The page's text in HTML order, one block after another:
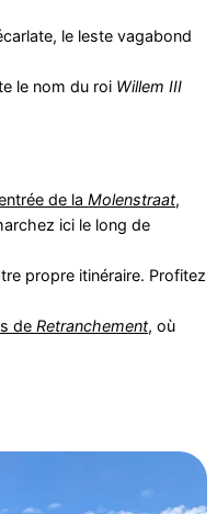
le leste vagabond
le nom du roi Willem III
de laMolenstraat,
ici le long de
propre itinéraire. Profitez
de Retranchement, où